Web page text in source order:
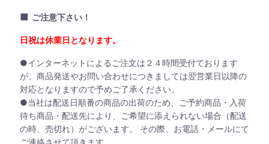
■ ご注意下さい！
日祝は休業日となります。
●インターネットによるご注文は２４時間受付ております
が、商品発送やお問い合わせにつきましては翌営業日以降の
対応となりますので予めご了承ください。
●当社は配送日順番の商品の出荷のため、ご予約商品・入荷
待ち商品・配送先により、ご希望に添えられない場合（配送
の時、売切れ）がございます。 その際、お電話・メールにて
ご連絡させて頂きます。